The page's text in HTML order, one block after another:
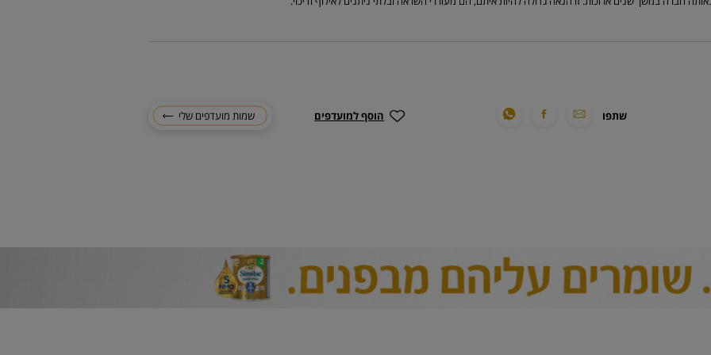
שתפו הוסף למועדפים שמות מועדפים שלי